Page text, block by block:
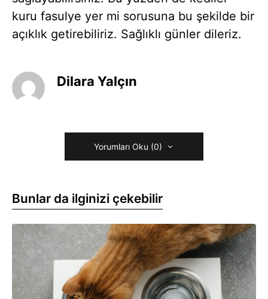
kuru fasulye yer mi sorusuna bu şekilde bir
açıklık getirebiliriz. Sağlıklı günler dileriz.
Dilara Yalçın
Yorumları Oku (0)
Bunlar da ilginizi çekebilir